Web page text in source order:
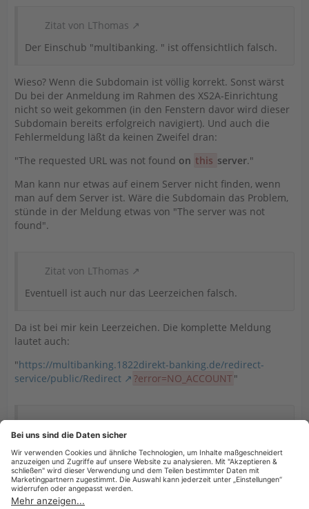
Zitat von LThomas
Der Einschub "multibanking. " ist offensichtlich falsch.
Wieso? Wenn die Subdomain ist völlig korrekt. Sonst wärst
Du bei der Anmeldung im Rahmen des XS2A-Einrichtung
nicht so weit gekommen (in den Fenstern davor wird dieser
Subdomain bereits erfolgreich navigiert). Und auch die
Fehlermeldung läßt da keinen Zweifel dran:
"The requested URL was not found on this server."
Man kann nur etwas auf einem Server nicht finden, wenn
man auf dem Server ist. Wäre die Subdomain das Problem,
stünde in der Meldung etwas von "The server was not
found".
Zitat von LThomas
Eventuell ist auch nur das Leerzeichen falsch.
Da ist bei mir kein Leerzeichen. Die komplette Meldung
lautet auch:
"https://multibanking.1822direkt-banking.de/redirect-
service/public/Redirect
?error=NO_ACCOUNT"
Zitat von LThomas
Ticket beim Support einreichen.